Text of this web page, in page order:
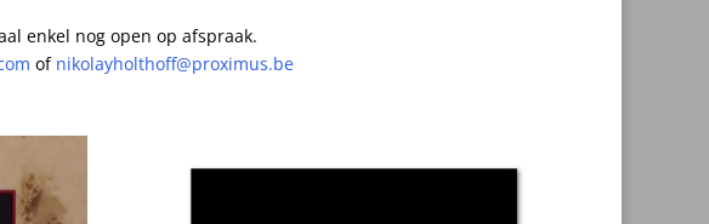
enkel nog open op afspraak.
of nikolayholthoff@proximus.be